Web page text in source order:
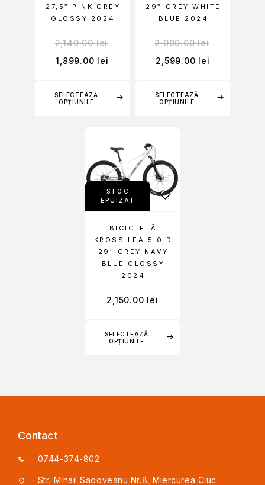
SELECTEAZĂ
OPȚIUNILE
27,5″ PINK GREY
GLOSSY 2024
2,149.00lei
1,899.00 lei
SELECTEAZĂ
OPȚIUNILE
29″ GREY WHITE
BLUE 2024
2,999.00lei
2,599.00 lei
STOC
EPUIZAT
SELECTEAZĂ
OPȚIUNILE
BICICLETĂ
KROSS LEA 5.0 D
29″ GREY NAVY
BLUE GLOSSY
2024
2,150.00 lei
Contact
0744-374-802
Str. Mihail Sadoveanu Nr.8, Miercurea Ciuc